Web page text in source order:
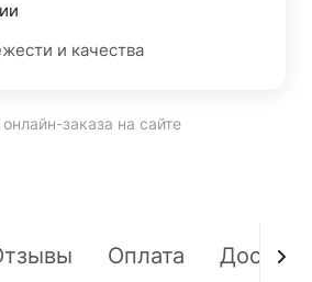
и качества
заказа на сайте
Оплата